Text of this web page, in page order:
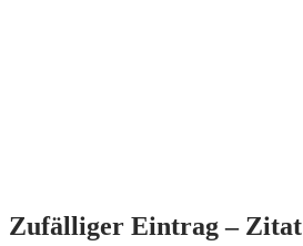
Zufälliger Eintrag – Zitat